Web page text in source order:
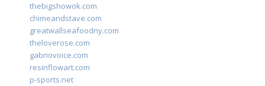
thebigshowok.com
chimeandstave.com
greatwallseafoodny.com
theloverose.com
gabriovoice.com
resinflowart.com
p-sports.net